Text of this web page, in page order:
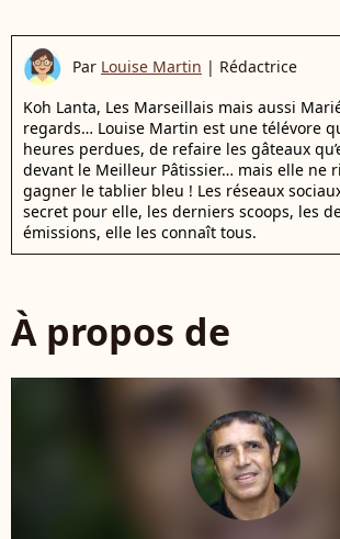
Par Louise Martin | Rédactrice
Koh Lanta, Les Marseillais mais aussi
regards… Louise Martin est une télévore
heures perdues, de refaire les gâteaux
devant le Meilleur Pâtissier… mais elle ne
gagner le tablier bleu ! Les réseaux
secret pour elle, les derniers scoops, les
émissions, elle les connaît tous.
À propos de